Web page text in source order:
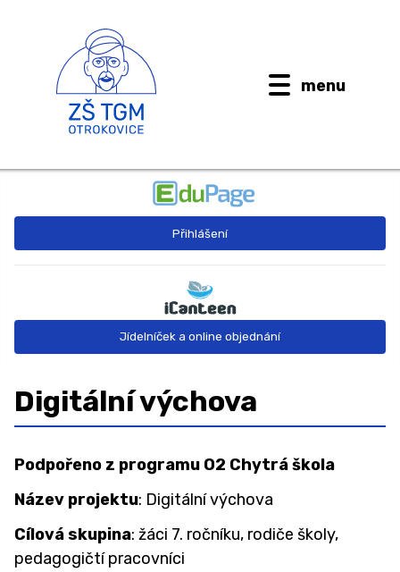
menu
BUDOUCÍ PRVŇÁČCI
AKTUALITY
Kontaktní informace
Organizace školního roku
Sběr papíru 2025/2026
Projekty
Přihlášení
Jídelníček a online objednání
Digitální výchova
Podpořeno z programu O2 Chytrá škola
Název projektu: Digitální výchova
Cílová skupina: žáci 7. ročníku, rodiče školy,
pedagogičtí pracovníci